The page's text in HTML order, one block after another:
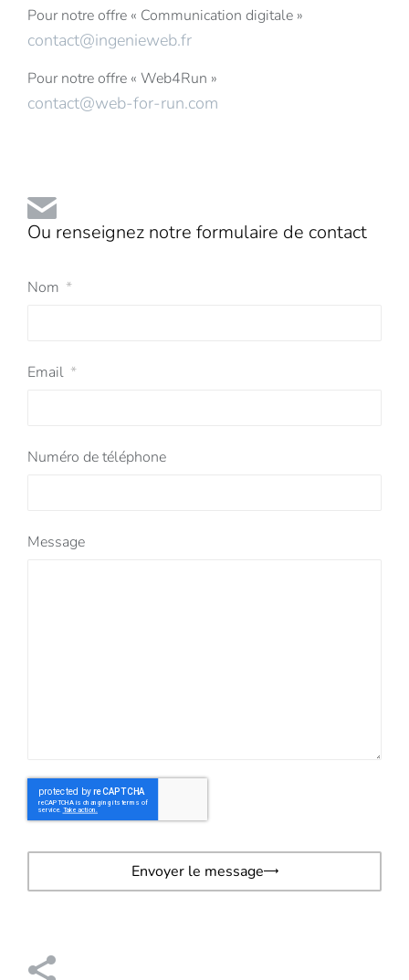
Pour notre offre « Communication digitale »
contact@ingenieweb.fr
Pour notre offre « Web4Run »
contact@web-for-run.com
Ou renseignez notre formulaire de contact
Nom
Email
Numéro de téléphone
Message
Envoyer le message